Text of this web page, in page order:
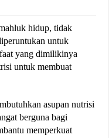
hidup, tidak
untuk
yang dimilikinya
untuk membuat
asupan nutrisi
berguna bagi
memperkuat